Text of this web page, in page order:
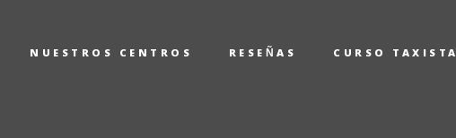
NUESTROS CENTROS RESEÑAS CURSO TAXISTA